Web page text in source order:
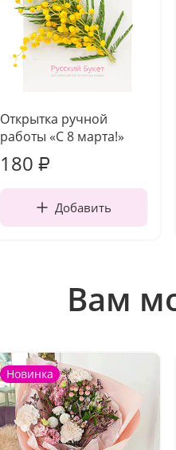
Открытка ручной
работы «С 8 марта!»
180 ₽
Добавить
Вам
Новинка